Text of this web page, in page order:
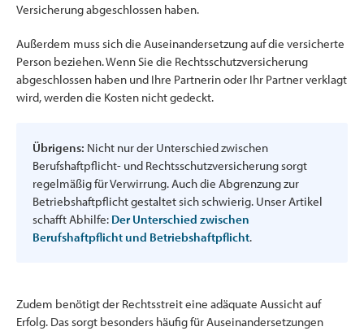
Versicherung abgeschlossen haben.
Außerdem muss sich die Auseinandersetzung auf die versicherte
Person beziehen. Wenn Sie die Rechtsschutzversicherung
abgeschlossen haben und Ihre Partnerin oder Ihr Partner verklagt
wird, werden die Kosten nicht gedeckt.
Übrigens: Nicht nur der Unterschied zwischen
Berufshaftpflicht- und Rechtsschutzversicherung sorgt
regelmäßig für Verwirrung. Auch die Abgrenzung zur
Betriebshaftpflicht gestaltet sich schwierig. Unser Artikel
schafft Abhilfe: Der Unterschied zwischen
Berufshaftpflicht und Betriebshaftpflicht.
Zudem benötigt der Rechtsstreit eine adäquate Aussicht auf
Erfolg. Das sorgt besonders häufig für Auseinandersetzungen